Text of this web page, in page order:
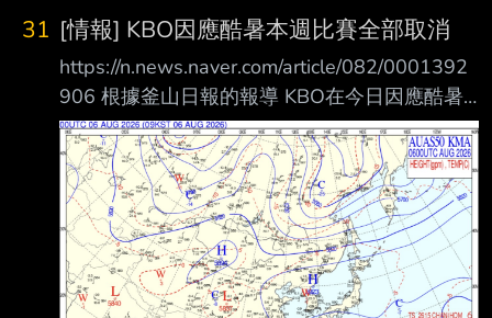
ファー(静岡) vs. 佐野日大(栃木)
https://sports.yahoo.co.jp/livestream/vk/hsb/20
21048482 夏の甲子園対戦カードと注目選手
https://www.draft-kaigi.jp/highschoo
31 [情報] KBO因應酷暑本週比賽全部取消
https://n.news.naver.com/article/082/0001392
906 根據釜山日報的報導 KBO在今日因應酷暑
展開的會議 本週的比賽將全數取消 之後的比賽
不論平日週末都將延至1900開賽（高尺蛋除
外） 且比賽中途將新增降溫休息 此項措施預計
持續到9月6日 先前在仁川球場舉行的 LG VS
SSG之戰 有觀眾看球看到一半疑似心臟奏停
（23歲 李某） 現在確定23歲李先生確定是酷暑
脫水導致昏厥 李先生也已在今日康復出院 --